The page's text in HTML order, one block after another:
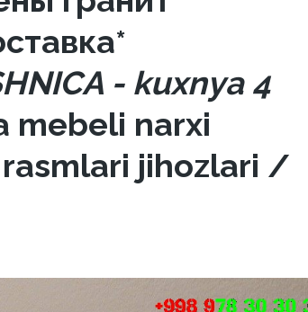
- kuxnya 4
mebeli narxi
jihozlari /